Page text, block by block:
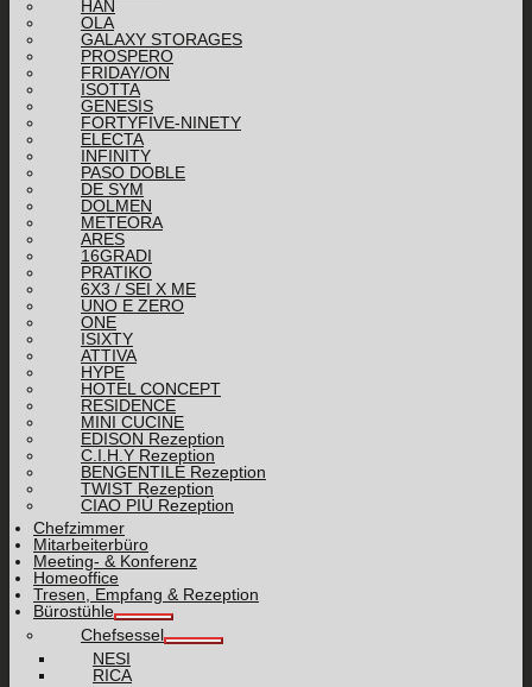
HAN
OLA
GALAXY STORAGES
PROSPERO
FRIDAY/ON
ISOTTA
GENESIS
FORTYFIVE-NINETY
ELECTA
INFINITY
PASO DOBLE
DE SYM
DOLMEN
METEORA
ARES
16GRADI
PRATIKO
6X3 / SEI X ME
UNO E ZERO
ONE
ISIXTY
ATTIVA
HYPE
HOTEL CONCEPT
RESIDENCE
MINI CUCINE
EDISON Rezeption
C.I.H.Y Rezeption
BENGENTILE Rezeption
TWIST Rezeption
CIAO PIÙ Rezeption
Chefzimmer
Mitarbeiterbüro
Meeting- & Konferenz
Homeoffice
Tresen, Empfang & Rezeption
Bürostühle
Chefsessel
NESI
RICA